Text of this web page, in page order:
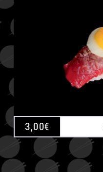
3,00€